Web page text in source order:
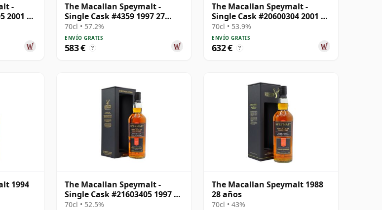
-
2001 20
The Macallan Speymalt -
Single Cask #4359 1997 27
años
70cl • 57.2%
ENVÍO GRATIS
583 € ?
The Macallan Speymalt -
Single Cask #20600304 2001 22
años
70cl • 53.9%
ENVÍO GRATIS
632 € ?
1994
The Macallan Speymalt -
Single Cask #21603405 1997 25
años
70cl • 52.5%
The Macallan Speymalt 1988
28 años
70cl • 43%